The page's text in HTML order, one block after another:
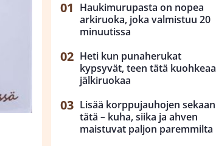
Haukimurupasta on nopea
arkiruoka, joka valmistuu 20
minuutissa
Heti kun punaherukat
kypsyvät, teen tätä kuohkeaa
jälkiruokaa
Lisää korppujauhojen sekaan
tätä – kuha, siika ja ahven
maistuvat paljon paremmilta